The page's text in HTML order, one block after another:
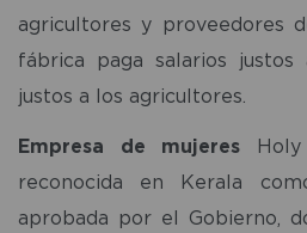
agricultores y proveedores
fábrica paga salarios
justos a los agricultores.
Empresa de mujeres Holy
reconocida en Kerala
aprobada por el Gobierno,